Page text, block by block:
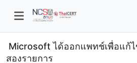
Microsoft ได้ออกแพทช์เพื่อแก้
สองรายการ